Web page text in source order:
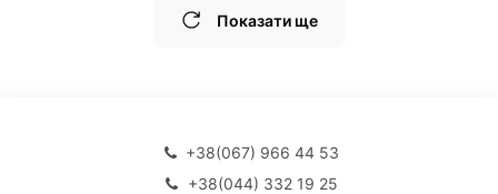
Показати ще
+38(067) 966 44 53
+38(044) 332 19 25